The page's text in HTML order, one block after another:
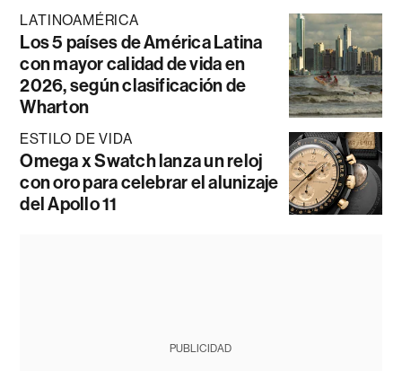
LATINOAMÉRICA
Los 5 países de América Latina
con mayor calidad de vida en
2026, según clasificación de
Wharton
ESTILO DE VIDA
Omega x Swatch lanza un reloj
con oro para celebrar el alunizaje
del Apollo 11
PUBLICIDAD